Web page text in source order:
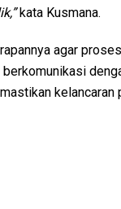
kata Kusmana.
agar
kelancaran